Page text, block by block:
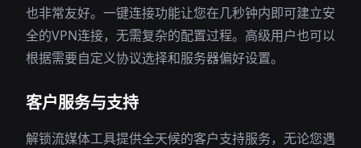
也非常友好。一键连接功能让您在几秒钟内即可建立安
全的VPN连接，无需复杂的配置过程。高级用户也可以
根据需要自定义协议选择和服务器偏好设置。
客户服务与支持
解锁流媒体工具提供全天候的客户支持服务，无论您遇